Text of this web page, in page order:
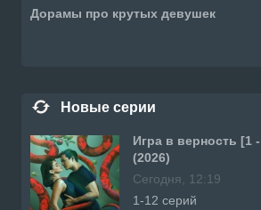
Дорамы про крутых девушек
Новые серии
Игра в верность [1
(2026)
Сегодня, 12:19
1-12 серий